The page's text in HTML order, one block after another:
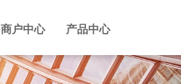
商户中心 产品中心